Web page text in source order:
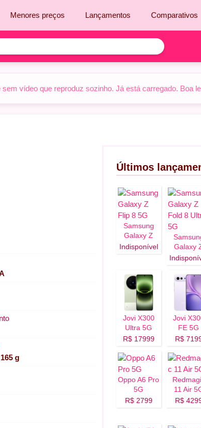
Menores preços Lançamentos Comparativos
vídeo que reproduz sozinho. Já está carregado. Boa
g
Últimos
Samsung
Galaxy Z
Flip 8 5G
Indisponível
Galaxy
Fold 8
Jovi X300
Ultra 5G
R$ 17999
Jovi
FE 5G
R$
Oppo A6 Pro
5G
R$ 2799
11 Air
R$